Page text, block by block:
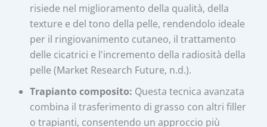
risiede nel miglioramento della qualità, della
texture e del tono della pelle, rendendolo ideale
per il ringiovanimento cutaneo, il trattamento
delle cicatrici e l'incremento della radiosità della
pelle (Market Research Future, n.d.).
Trapianto composito: Questa tecnica avanzata
combina il trasferimento di grasso con altri filler
o trapianti, consentendo un approccio più